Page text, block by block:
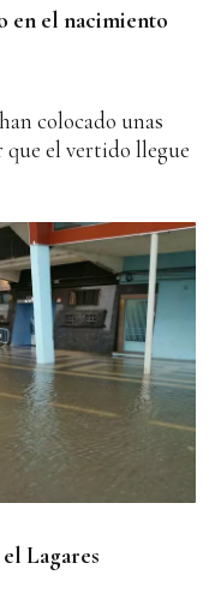
en el nacimiento
colocado unas
el vertido llegue
Lagares